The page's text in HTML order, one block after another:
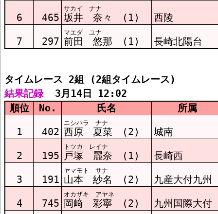
6 465
サカイ ナナ
坂井 奈々 (1) 西陵
7 297
マエダ ユナ
前田 悠那 (1) 長崎北陽台
タイムレース 2組 (2組タイムレース)
結果記録
  3月14日 12:02
順位
No. 氏名 所属
1 402
ニシハラ ナナ
西原 夏菜 (2) 城南
2 195
トツカ レイナ
戸塚 麗奈 (1) 長崎西
3 191
ヤマモト サナ
山本 紗名 (2) 九産大付九州
4 745
オカザキ アヤネ
岡﨑 彩寧 (2) 九州国際大付